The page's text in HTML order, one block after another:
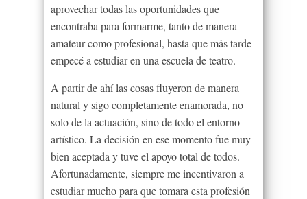
aprovechar todas las oportunidades que
encontraba para formarme, tanto de manera
amateur como profesional, hasta que más tarde
empecé a estudiar en una escuela de teatro.
A partir de ahí las cosas fluyeron de manera
natural y sigo completamente enamorada, no
solo de la actuación, sino de todo el entorno
artístico. La decisión en ese momento fue muy
bien aceptada y tuve el apoyo total de todos.
Afortunadamente, siempre me incentivaron a
estudiar mucho para que tomara esta profesión